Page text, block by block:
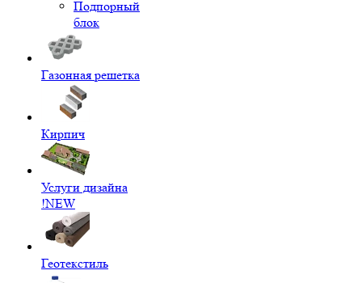
Подпорный
блок
Газонная решетка
Кирпич
Услуги дизайна
!NEW
Геотекстиль